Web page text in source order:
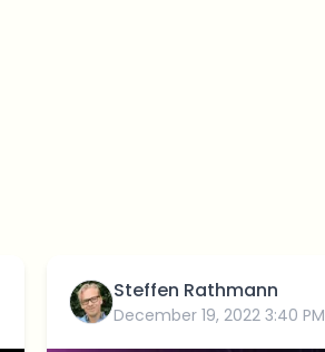
Steffen Rathmann
December 19, 2022 3:40 PM